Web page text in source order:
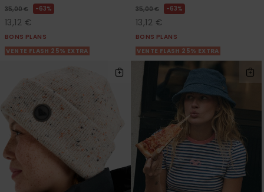
35,00 € 63%
13,12 €
BONS PLANS
VENTE FLASH 25% EXTRA
35,00 € 63%
13,12 €
BONS PLANS
VENTE FLASH 25% EXTRA